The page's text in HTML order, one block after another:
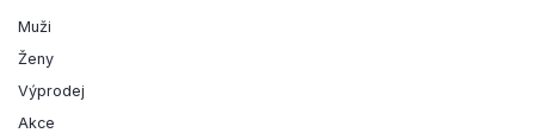
Muži
Ženy
Výprodej
Akce